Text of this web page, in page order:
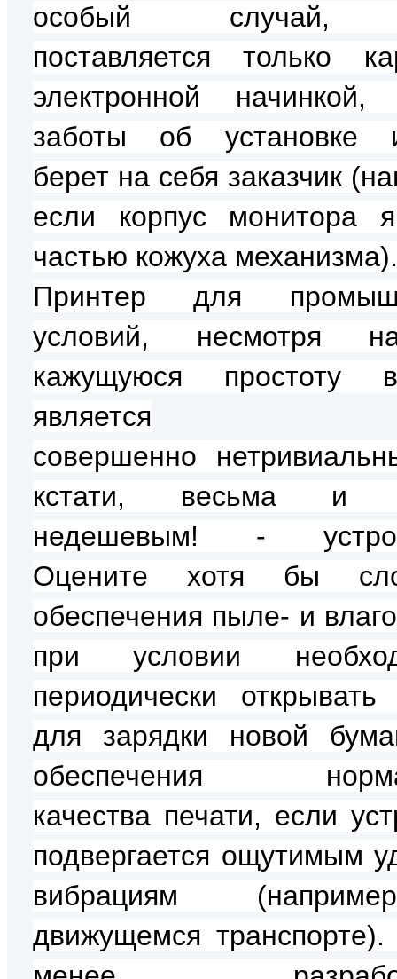
особый случай,
поставляется только
электронной
заботы об установке
берет на себя заказчик
если корпус монитора
частью кожуха
Принтер для
условий, несмотря
кажущуюся простоту
является
совершенно
кстати, весьма и
недешевым! -
Оцените хотя бы
обеспечения пыле- и
при условии
периодически
для зарядки новой
обеспечения
качества печати, если
подвергается ощутимым
вибрациям
движущемся